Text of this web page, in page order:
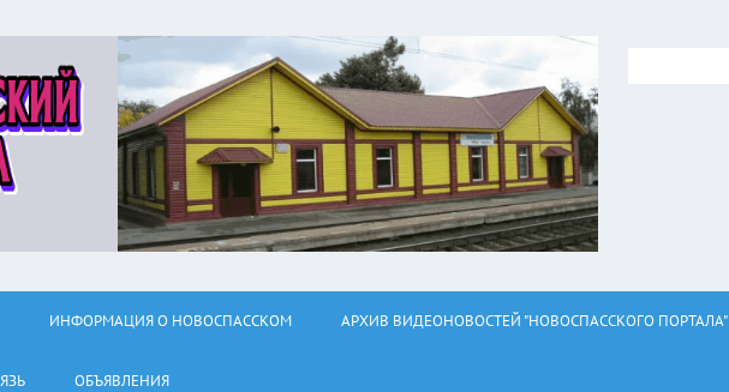
ИНФОРМАЦИЯ О НОВОСПАССКОМ АРХИВ ВИДЕОНОВОСТЕЙ "НОВОСПАССКОГО ПОРТАЛА"
ОБЪЯВЛЕНИЯ